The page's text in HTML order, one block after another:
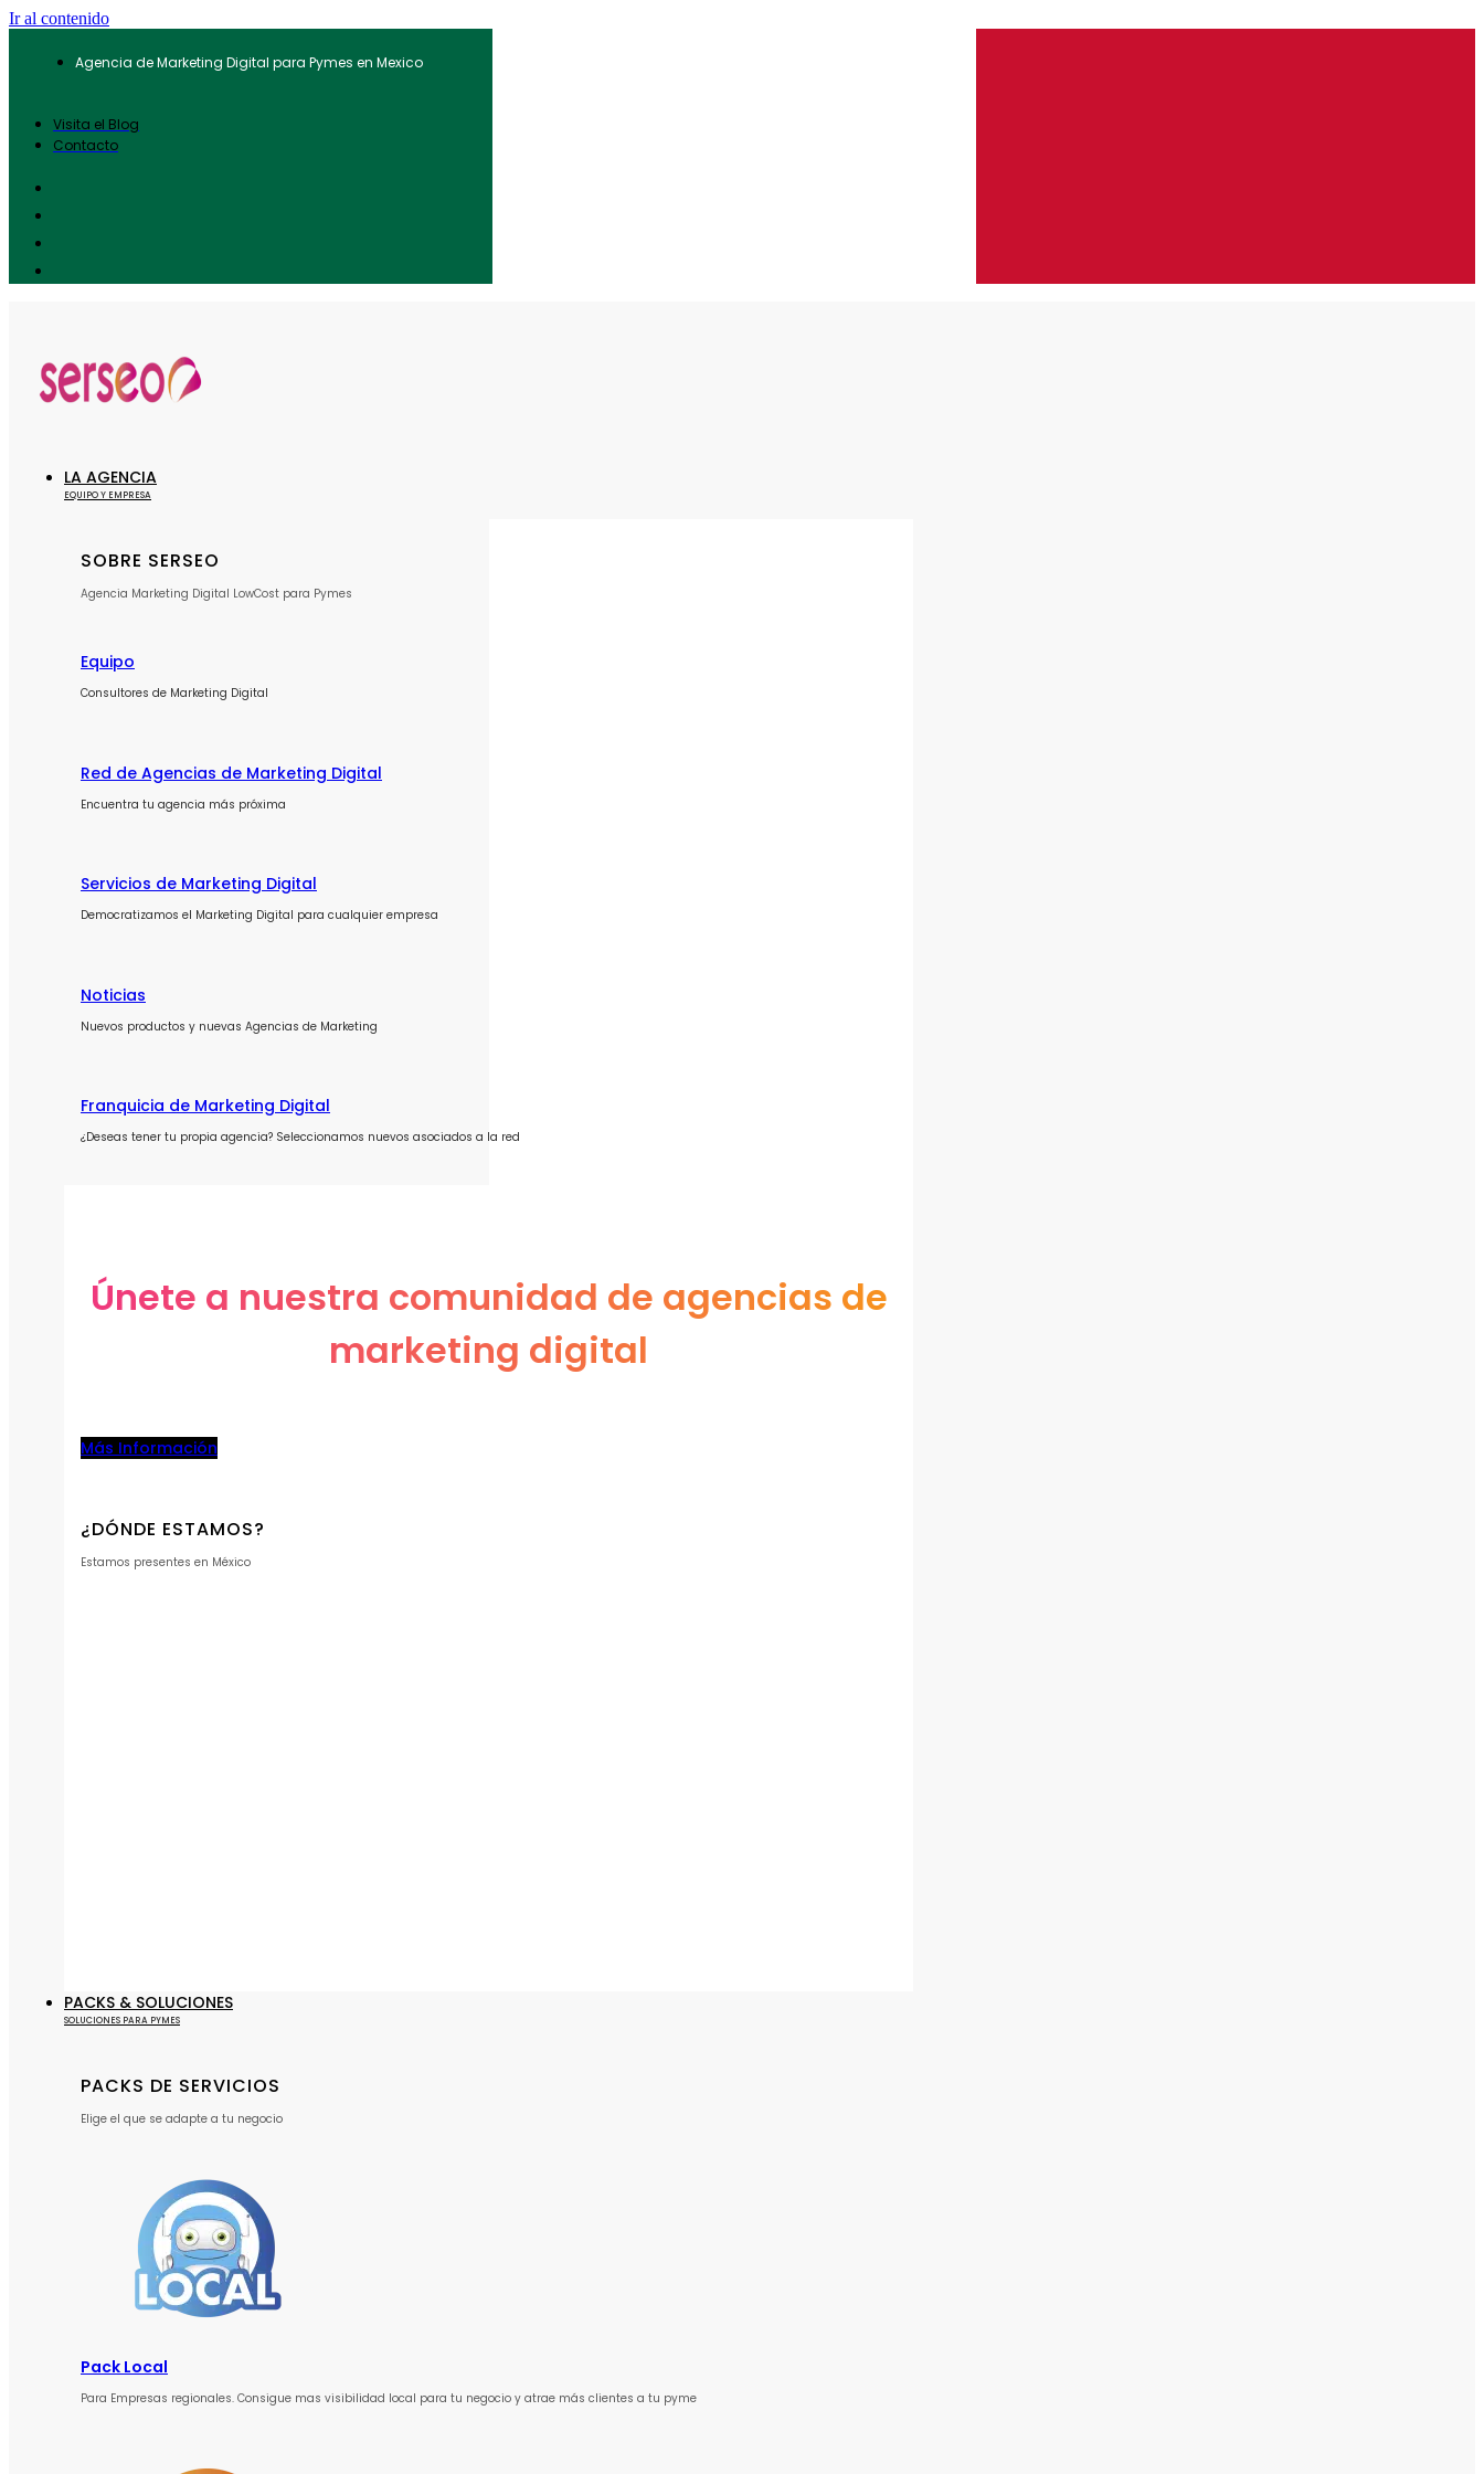
Ir al contenido
Agencia de Marketing Digital para Pymes en Mexico
Visita el Blog
Contacto
LA AGENCIA
EQUIPO Y EMPRESA
SOBRE SERSEO
Agencia Marketing Digital LowCost para Pymes
Equipo
Consultores de Marketing Digital
Red de Agencias de Marketing Digital
Encuentra tu agencia más próxima
Servicios de Marketing Digital
Democratizamos el Marketing Digital para cualquier empresa
Noticias
Nuevos productos y nuevas Agencias de Marketing
Franquicia de Marketing Digital
¿Deseas tener tu propia agencia? Seleccionamos nuevos asociados a la red
Únete a nuestra comunidad de agencias de
marketing digital
Más Información
¿DÓNDE ESTAMOS?
Estamos presentes en México
PACKS & SOLUCIONES
SOLUCIONES PARA PYMES
PACKS DE SERVICIOS
Elige el que se adapte a tu negocio
Pack Local
Para Empresas regionales. Consigue mas visibilidad local para tu negocio y atrae más clientes a tu pyme